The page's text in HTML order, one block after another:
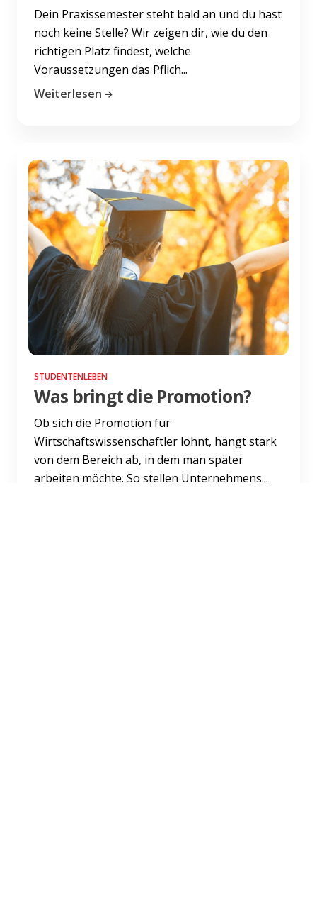
Dein Praxissemester steht bald an und du hast
noch keine Stelle? Wir zeigen dir, wie du den
richtigen Platz findest, welche
Voraussetzungen das Pflich...
Weiterlesen
STUDENTENLEBEN
Was bringt die Promotion?
Ob sich die Promotion für
Wirtschaftswissenschaftler lohnt, hängt stark
von dem Bereich ab, in dem man später
arbeiten möchte. So stellen Unternehmens...